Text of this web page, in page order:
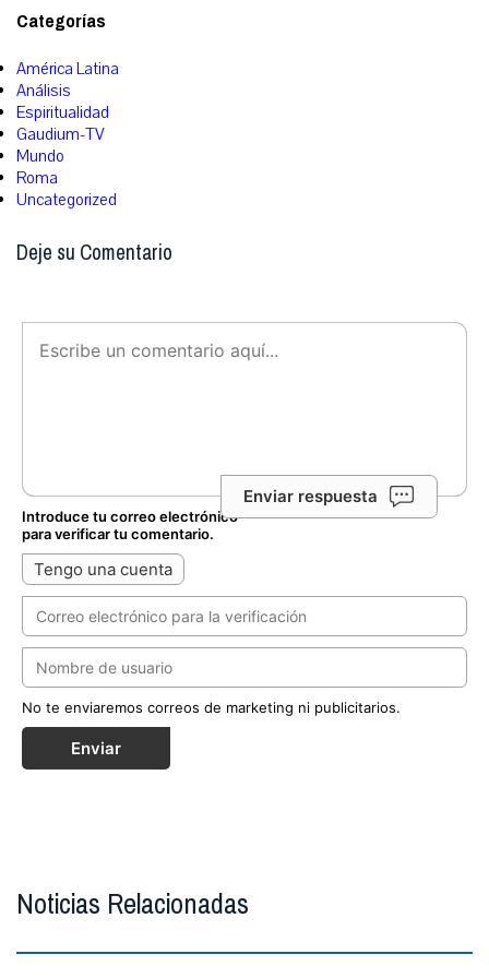
Categorías
América Latina
Análisis
Espiritualidad
Gaudium-TV
Mundo
Roma
Uncategorized
Deje su Comentario
Enviar respuesta
Introduce tu correo electrónico
para verificar tu comentario.
Tengo una cuenta
No te enviaremos correos de marketing ni publicitarios.
Enviar
Noticias Relacionadas